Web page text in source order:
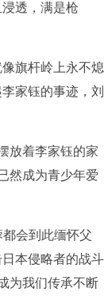
透，满是枪
旗杆岭上永不熄
家钰的事迹，刘
着李家钰的家
然成为青少年爱
会到此缅怀父
本侵略者的战斗
为我们传承不断